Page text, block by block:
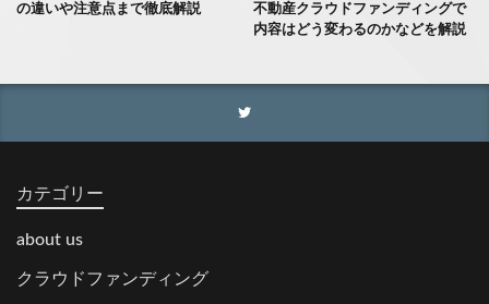
の違いや注意点まで徹底解説
不動産クラウドファンディングで
内容はどう変わるのかなどを解説
カテゴリー
about us
クラウドファンディング